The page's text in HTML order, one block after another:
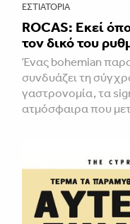
ΕΣΤΙΑΤΌΡΙΑ
ROCAS: Εκεί
τον δικό του
Ένας bohemian
συνδυάζει τη
γαστρονομία, τα
ατμόσφαιρα που